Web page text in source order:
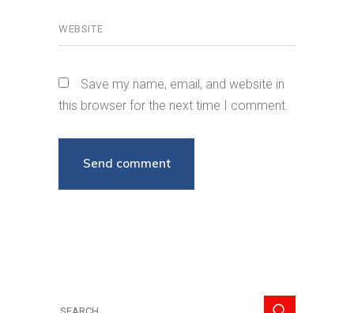
Save my name, email, and website in
this browser for the next time I comment.